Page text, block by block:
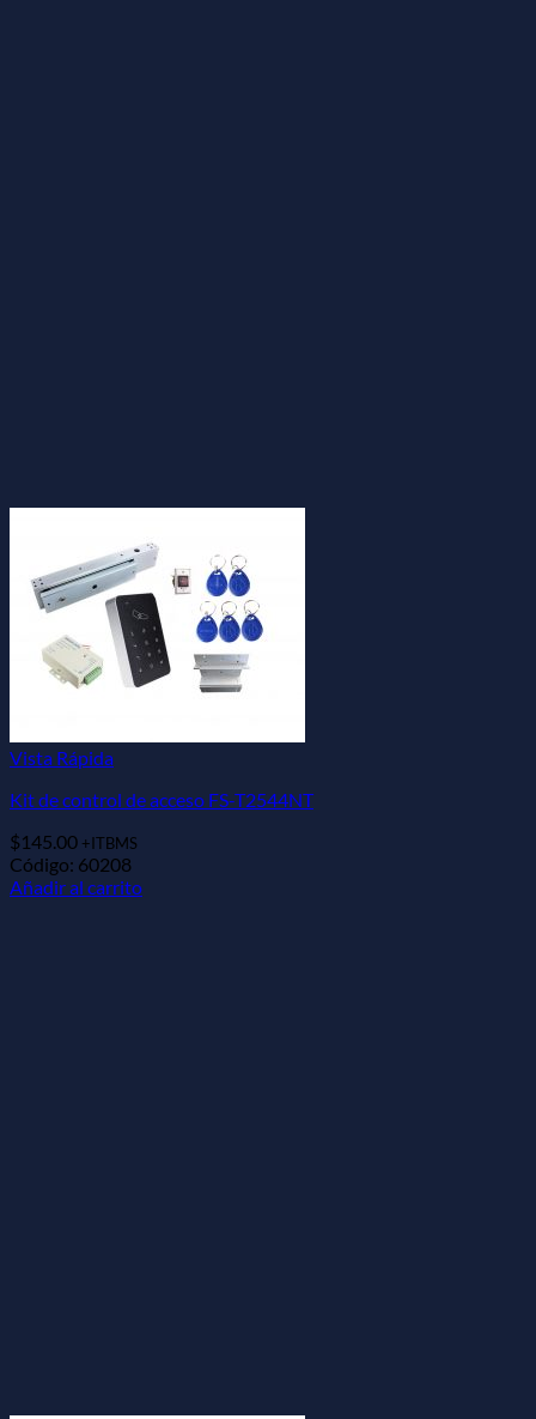
Vista Rápida
Kit de control de acceso FS-T2544NT
$145.00 +ITBMS
Código: 60208
Añadir al carrito